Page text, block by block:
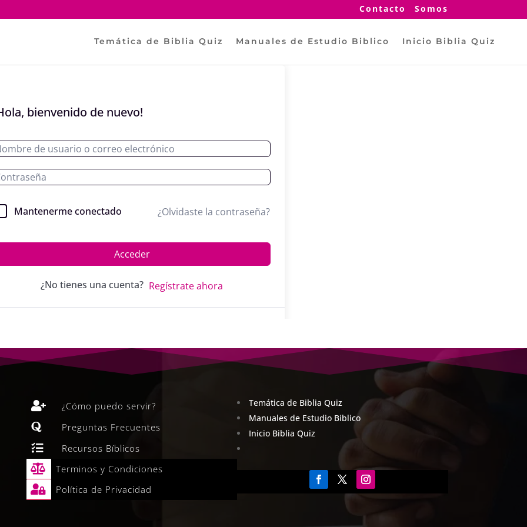
Contacto Somos
Temática de Biblia Quiz Manuales de Estudio Biblico Inicio Biblia Quiz
bienvenido de nuevo!
Mantenerme conectado ¿Olvidaste la contraseña?
Acceder
¿No tienes una cuenta? Regístrate ahora
 ¿Cómo puedo servir?
 Preguntas Frecuentes
 Recursos Bíblicos
 Terminos y Condiciones
 Política de Privacidad
Temática de Biblia Quiz
Manuales de Estudio Biblico
Inicio Biblia Quiz